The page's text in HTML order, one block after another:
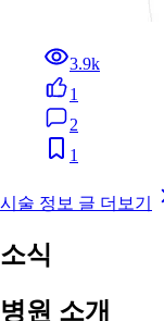
3.9k
1
2
1
시술 정보 글 더보기
소식
병원 소개